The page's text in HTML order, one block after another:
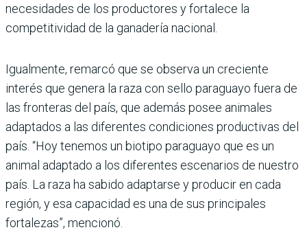
necesidades de los productores y fortalece la
competitividad de la ganade­ría nacional.
Igualmente, remarcó que se observa un creciente
interés que genera la raza con sello paraguayo fuera de
las fronte­ras del país, que además posee animales
adaptados a las dife­rentes condiciones producti­vas del
país. “Hoy tenemos un biotipo paraguayo que es un
animal adaptado a los diferen­tes escenarios de nuestro
país. La raza ha sabido adaptarse y producir en cada
región, y esa capacidad es una de sus prin­cipales
fortalezas”, mencionó.